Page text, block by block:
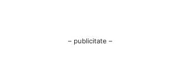
– publicitate –